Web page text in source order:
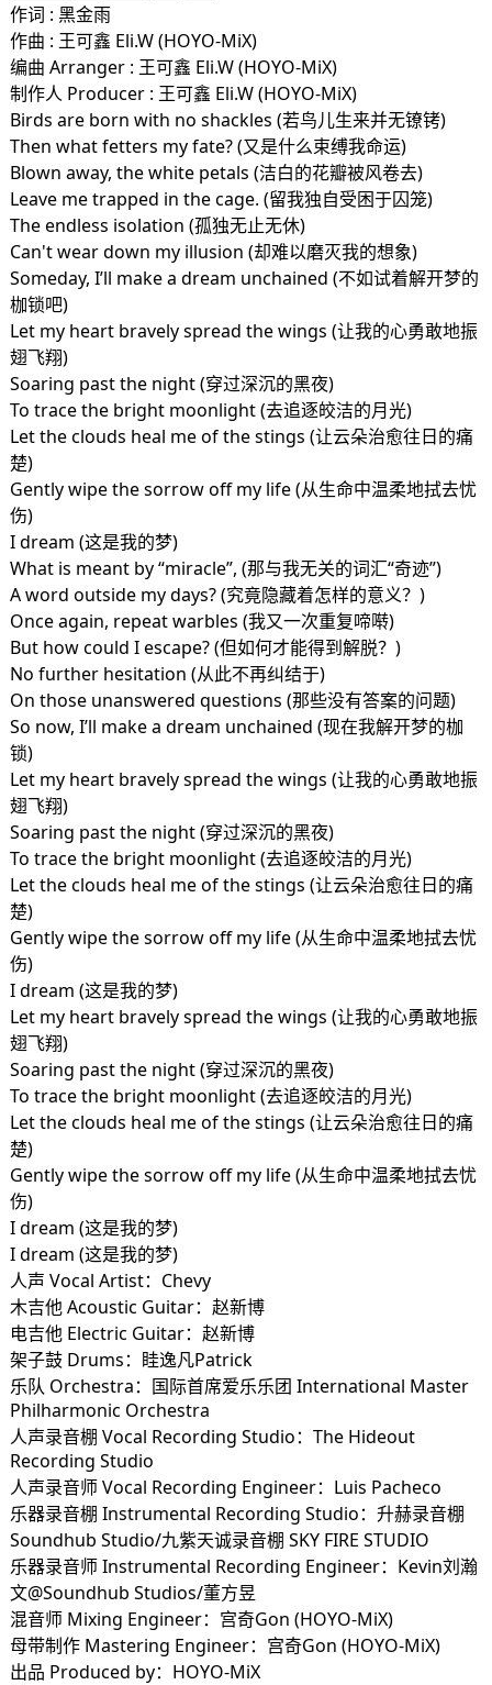
作词 : 黑金雨
作曲 : 王可鑫 Eli.W (HOYO-MiX)
编曲 Arranger : 王可鑫 Eli.W (HOYO-MiX)
制作人 Producer : 王可鑫 Eli.W (HOYO-MiX)
Birds are born with no shackles (若鸟儿生来并无镣铐)
Then what fetters my fate? (又是什么束缚我命运)
Blown away, the white petals (洁白的花瓣被风卷去)
Leave me trapped in the cage. (留我独自受困于囚笼)
The endless isolation (孤独无止无休)
Can't wear down my illusion (却难以磨灭我的想象)
Someday, I’ll make a dream unchained (不如试着解开梦的
枷锁吧)
Let my heart bravely spread the wings (让我的心勇敢地振
翅飞翔)
Soaring past the night (穿过深沉的黑夜)
To trace the bright moonlight (去追逐皎洁的月光)
Let the clouds heal me of the stings (让云朵治愈往日的痛
楚)
Gently wipe the sorrow off my life (从生命中温柔地拭去忧
伤)
I dream (这是我的梦)
What is meant by “miracle”, (那与我无关的词汇“奇迹”)
A word outside my days? (究竟隐藏着怎样的意义？)
Once again, repeat warbles (我又一次重复啼啭)
But how could I escape? (但如何才能得到解脱？)
No further hesitation (从此不再纠结于)
On those unanswered questions (那些没有答案的问题)
So now, I’ll make a dream unchained (现在我解开梦的枷
锁)
Let my heart bravely spread the wings (让我的心勇敢地振
翅飞翔)
Soaring past the night (穿过深沉的黑夜)
To trace the bright moonlight (去追逐皎洁的月光)
Let the clouds heal me of the stings (让云朵治愈往日的痛
楚)
Gently wipe the sorrow off my life (从生命中温柔地拭去忧
伤)
I dream (这是我的梦)
Let my heart bravely spread the wings (让我的心勇敢地振
翅飞翔)
Soaring past the night (穿过深沉的黑夜)
To trace the bright moonlight (去追逐皎洁的月光)
Let the clouds heal me of the stings (让云朵治愈往日的痛
楚)
Gently wipe the sorrow off my life (从生命中温柔地拭去忧
伤)
I dream (这是我的梦)
I dream (这是我的梦)
人声 Vocal Artist：Chevy
木吉他 Acoustic Guitar：赵新博
电吉他 Electric Guitar：赵新博
架子鼓 Drums：眭逸凡Patrick
乐队 Orchestra：国际首席爱乐乐团 International Master
Philharmonic Orchestra
人声录音棚 Vocal Recording Studio：The Hideout
Recording Studio
人声录音师 Vocal Recording Engineer：Luis Pacheco
乐器录音棚 Instrumental Recording Studio：升赫录音棚
Soundhub Studio/九紫天诚录音棚 SKY FIRE STUDIO
乐器录音师 Instrumental Recording Engineer：Kevin刘瀚
文@Soundhub Studios/董方昱
混音师 Mixing Engineer：宫奇Gon (HOYO-MiX)
母带制作 Mastering Engineer：宫奇Gon (HOYO-MiX)
出品 Produced by：HOYO-MiX